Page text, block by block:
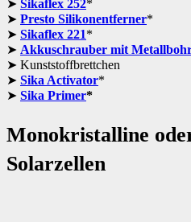
Sikaflex 252*
Presto Silikonentferner*
Sikaflex 221*
Akkuschrauber mit
Kunststoffbrettchen
Sika Activator*
Sika Primer*
Monokristalline
Solarzellen